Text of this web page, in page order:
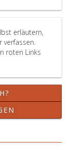
erläutern,
verfassen.
roten Links